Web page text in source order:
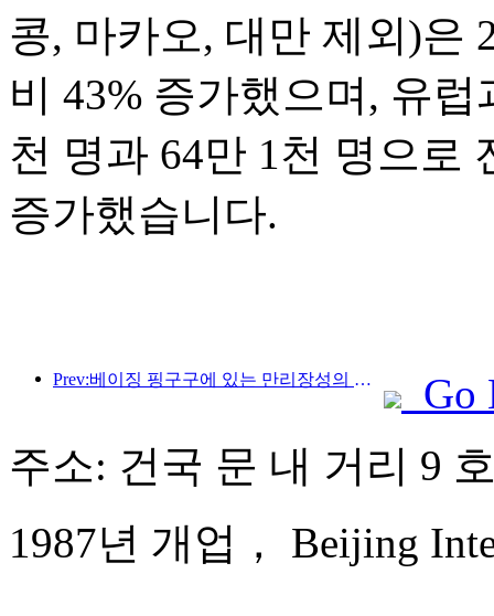
콩, 마카오, 대만 제외)은
비 43% 증가했으며, 유
천 명과 64만 1천 명으로
증가했습니다.
Prev:베이징 핑구구에 있는 만리장성의 장쥔관 구간은 이르면 2026년 말에 일반에 개방될 예정이다.
Go
주소: 건국 문 내 거리 9
1987년 개업， Beijing